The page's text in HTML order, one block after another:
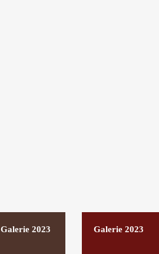
Galerie 2023 Galerie 2023